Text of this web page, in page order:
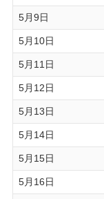
5月9日
5月10日
5月11日
5月12日
5月13日
5月14日
5月15日
5月16日